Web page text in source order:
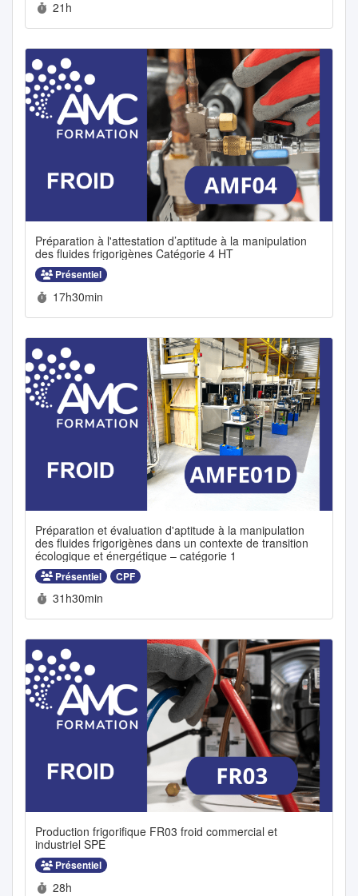
Durée :
21h
Préparation à l'attestation d’aptitude à la manipulation
des fluides frigorigènes Catégorie 4 HT
Présentiel
Durée :
17h30min
Préparation et évaluation d'aptitude à la manipulation
des fluides frigorigènes dans un contexte de transition
écologique et énergétique – catégorie 1
Présentiel CPF
Durée :
31h30min
Production frigorifique FR03 froid commercial et
industriel SPE
Présentiel
Durée :
28h